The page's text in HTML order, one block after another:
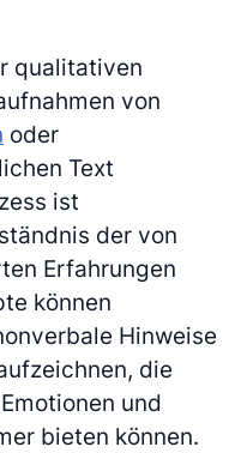
qualitativen
von
oder
Text
ist
der von
Erfahrungen
können
Hinweise
die
und
bieten können.